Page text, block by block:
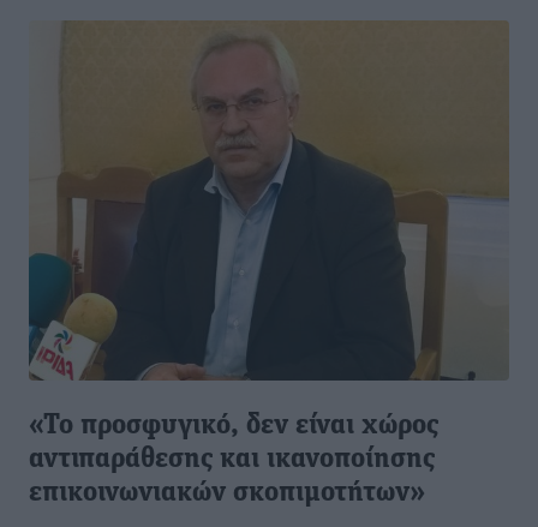
«Το προσφυγικό, δεν είναι χώρος
αντιπαράθεσης και ικανοποίησης
επικοινωνιακών σκοπιμοτήτων»